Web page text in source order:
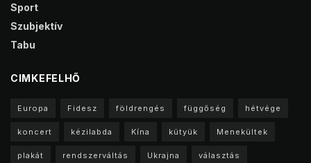
Sport
Szubjektív
Tabu
CIMKEFELHŐ
Europa Fidesz földrengés függőség hétvége
koncert kézilabda Kína kütyük Menekültek
plakát rendszerváltás Ukrajna választás